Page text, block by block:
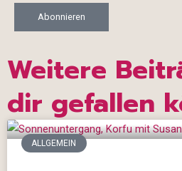
Abonnieren
Weitere
dir gefallen
ALLGEMEIN